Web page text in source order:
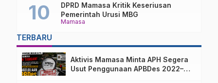
Mamasa
DPRD Mamasa Kritik Keseriusan
Pemerintah Urusi MBG
TERBARU
Aktivis Mamasa Minta APH Segera
Usut Penggunaan APBDes 2022–